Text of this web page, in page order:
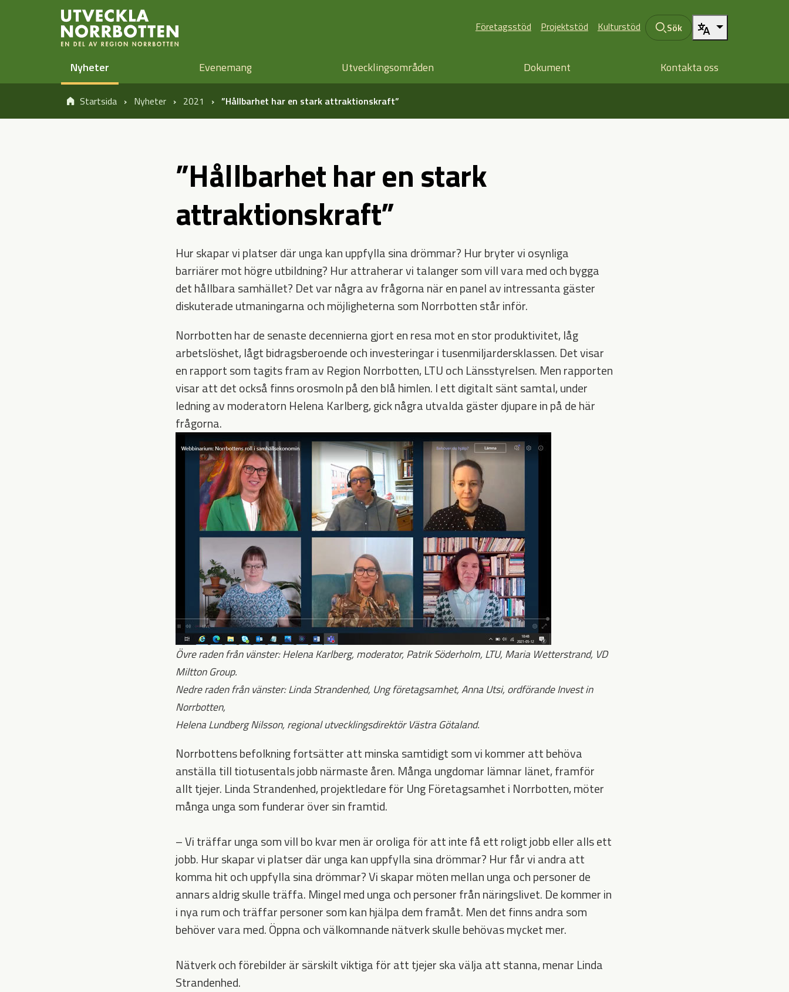
Öppna sidans huvudnavigering
Hoppa till sidans innehåll
Företagsstöd Projektstöd Kulturstöd Sök
Nyheter Evenemang Utvecklingsområden Dokument Kontakta oss
Startsida Nyheter 2021 ”Hållbarhet har en stark attraktionskraft”
”Hållbarhet har en stark
attraktionskraft”
Hur skapar vi platser där unga kan uppfylla sina drömmar? Hur bryter vi osynliga
barriärer mot högre utbildning? Hur attraherar vi talanger som vill vara med och bygga
det hållbara samhället? Det var några av frågorna när en panel av intressanta gäster
diskuterade utmaningarna och möjligheterna som Norrbotten står inför.
Norrbotten har de senaste decennierna gjort en resa mot en stor produktivitet, låg
arbetslöshet, lågt bidragsberoende och investeringar i tusenmiljardersklassen. Det visar
en rapport som tagits fram av Region Norrbotten, LTU och Länsstyrelsen. Men rapporten
visar att det också finns orosmoln på den blå himlen. I ett digitalt sänt samtal, under
ledning av moderatorn Helena Karlberg, gick några utvalda gäster djupare in på de här
frågorna.
Övre raden från vänster: Helena Karlberg, moderator, Patrik Söderholm, LTU, Maria Wetterstrand, VD
Miltton Group.
Nedre raden från vänster: Linda Strandenhed, Ung företagsamhet, Anna Utsi, ordförande Invest in
Norrbotten,
Helena Lundberg Nilsson, regional utvecklingsdirektör Västra Götaland.
Norrbottens befolkning fortsätter att minska samtidigt som vi kommer att behöva
anställa till tiotusentals jobb närmaste åren. Många ungdomar lämnar länet, framför
allt tjejer. Linda Strandenhed, projektledare för Ung Företagsamhet i Norrbotten, möter
många unga som funderar över sin framtid.
– Vi träffar unga som vill bo kvar men är oroliga för att inte få ett roligt jobb eller alls ett
jobb. Hur skapar vi platser där unga kan uppfylla sina drömmar? Hur får vi andra att
komma hit och uppfylla sina drömmar? Vi skapar möten mellan unga och personer de
annars aldrig skulle träffa. Mingel med unga och personer från näringslivet. De kommer in
i nya rum och träffar personer som kan hjälpa dem framåt. Men det finns andra som
behöver vara med. Öppna och välkomnande nätverk skulle behövas mycket mer.
Nätverk och förebilder är särskilt viktiga för att tjejer ska välja att stanna, menar Linda
Strandenhed.